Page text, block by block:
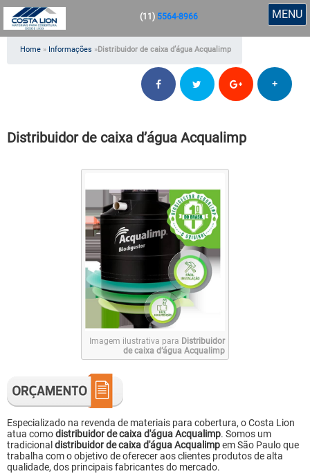
MENU
(11) 5564-8966
Home » Informações »Distribuidor de caixa d’água Acqualimp
+
Distribuidor de caixa d’água Acqualimp
Imagem ilustrativa para Distribuidor
de caixa d’água Acqualimp
Especializado na revenda de materiais para cobertura, o Costa Lion
atua comodistribuidor de caixa d'água Acqualimp. Somos um
tradicionaldistribuidor de caixa d'água Acqualimpem São Paulo que
trabalha com o objetivo de oferecer aos clientes produtos de alta
qualidade, dos principais fabricantes do mercado.